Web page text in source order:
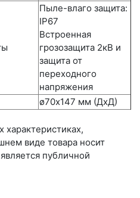
Пыле-влаго защита:
IP67
Встроенная
грозозащита 2кВ и
защита от
переходного
напряжения
ø70х147 мм (ДхД)
виде товара носит
публичной